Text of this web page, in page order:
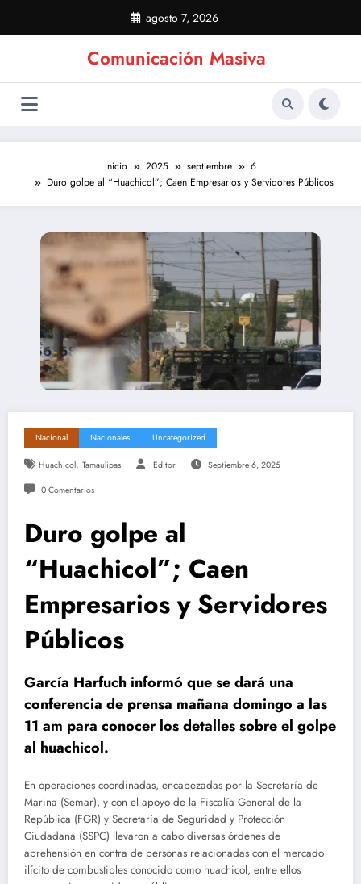
contenido
agosto 7, 2026
Comunicación Masiva
Inicio 2025 septiembre
6
Duro golpe al “Huachicol”; Caen Empresarios y Servidores Públicos
Nacional Nacionales Uncategorized
Huachicol, Tamaulipas Editor Septiembre 6, 2025
0 Comentarios
Duro golpe al
“Huachicol”; Caen
Empresarios y Servidores
Públicos
García Harfuch informó que se dará una
conferencia de prensa mañana domingo a las
11 am para conocer los detalles sobre el golpe
al huachicol.
En operaciones coordinadas, encabezadas por la Secretaría de
Marina (Semar), y con el apoyo de la Fiscalía General de la
República (FGR) y Secretaría de Seguridad y Protección
Ciudadana (SSPC) llevaron a cabo diversas órdenes de
aprehensión en contra de personas relacionadas con el mercado
ilícito de combustibles conocido como huachicol, entre ellos